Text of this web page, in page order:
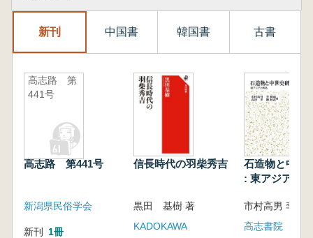
新刊 中国書 韓国書 古書
高志路 第
441号
高志路 第441号
新潟県民俗学会
新刊 1冊
信長時代の羽柴秀吉
黒田 基樹 著
KADOKAWA
石造物と中世
: 東アジアと
高志書院